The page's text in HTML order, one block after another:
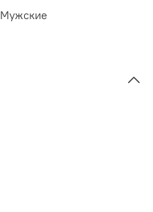
Мужские